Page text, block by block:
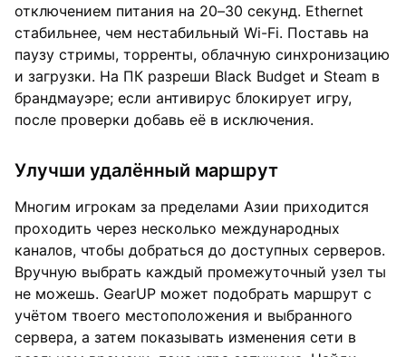
отключением питания на 20–30 секунд. Ethernet
стабильнее, чем нестабильный Wi-Fi. Поставь на
паузу стримы, торренты, облачную синхронизацию
и загрузки. На ПК разреши Black Budget и Steam в
брандмауэре; если антивирус блокирует игру,
после проверки добавь её в исключения.
Улучши удалённый маршрут
Многим игрокам за пределами Азии приходится
проходить через несколько международных
каналов, чтобы добраться до доступных серверов.
Вручную выбрать каждый промежуточный узел ты
не можешь. GearUP может подобрать маршрут с
учётом твоего местоположения и выбранного
сервера, а затем показывать изменения сети в